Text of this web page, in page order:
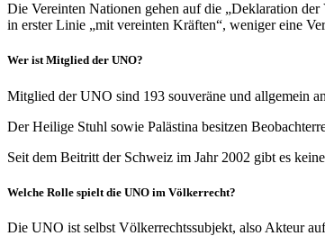
Die Vereinten Nationen gehen auf die „Deklaration
in erster Linie „mit vereinten Kräften“, weniger eine
Wer ist Mitglied der UNO?
Mitglied der UNO sind 193 souveräne und allgemein
Der Heilige Stuhl sowie Palästina besitzen
Seit dem Beitritt der Schweiz im Jahr 2002 gibt es
Welche Rolle spielt die UNO im Völkerrecht?
Die UNO ist selbst Völkerrechtssubjekt, also Akteur